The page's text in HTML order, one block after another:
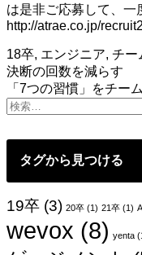
は是非ご応募して、一
http://atrae.co.jp/
18卒, エンジニア, チー
投
稿
ビ
ゲ
ー
シ
決断の回数を減らす
「7つの習慣」をチー
タグから見つける
19卒 (3) 20卒 (1) 21卒 (1)
wevox (8) yenta